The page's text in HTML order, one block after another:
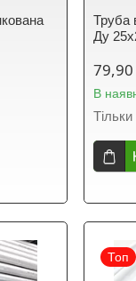
Труба
Ду
79,90
В
Топ